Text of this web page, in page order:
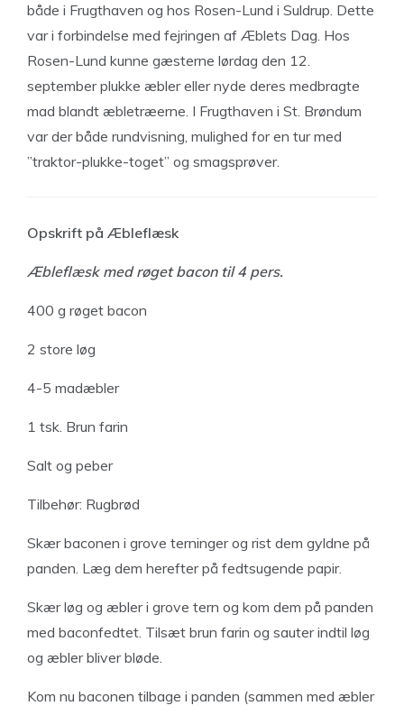
både i Frugthaven og hos Rosen-Lund i Suldrup. Dette
var i forbindelse med fejringen af Æblets Dag. Hos
Rosen-Lund kunne gæsterne lørdag den 12.
september plukke æbler eller nyde deres medbragte
mad blandt æbletræerne. I Frugthaven i St. Brøndum
var der både rundvisning, mulighed for en tur med
”traktor-plukke-toget” og smagsprøver.
Opskrift på Æbleflæsk
Æbleflæsk med røget bacon til 4 pers.
400 g røget bacon
2 store løg
4-5 madæbler
1 tsk. Brun farin
Salt og peber
Tilbehør: Rugbrød
Skær baconen i grove terninger og rist dem gyldne på
panden. Læg dem herefter på fedtsugende papir.
Skær løg og æbler i grove tern og kom dem på panden
med baconfedtet. Tilsæt brun farin og sauter indtil løg
og æbler bliver bløde.
Kom nu baconen tilbage i panden (sammen med æbler